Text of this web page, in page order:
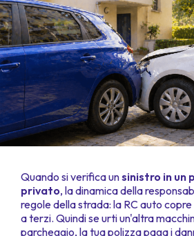
Quando si verifica unsinistro in un
privato, la dinamica della
regole della strada: la RC auto copre
a terzi. Quindi se urti un'altra
parcheggio, la tua polizza paga i